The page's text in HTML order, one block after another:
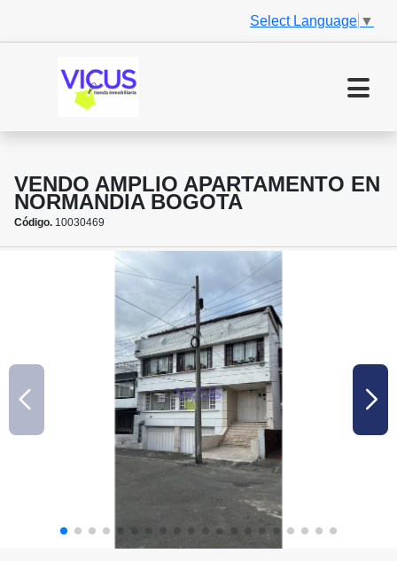
Select Language ▼
VENDO AMPLIO APARTAMENTO EN
NORMANDIA BOGOTA
Código. 10030469